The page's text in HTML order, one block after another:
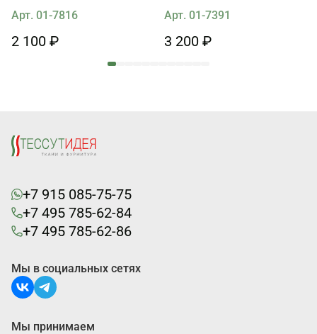
Арт. 01-7816
2 100 ₽
Арт. 01-7391
3 200 ₽
+7 915 085-75-75
+7 495 785-62-84
+7 495 785-62-86
Мы в социальных сетях
Мы принимаем